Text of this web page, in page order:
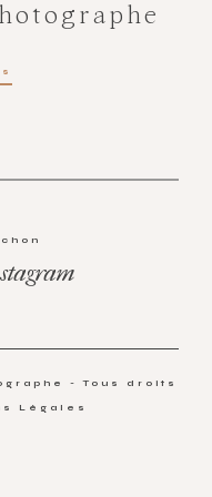
- Tous droits
Légales